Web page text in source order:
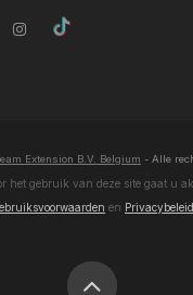
Extension B.V. Belgium - Alle
het gebruik van deze site gaat u
en Privacybeleid